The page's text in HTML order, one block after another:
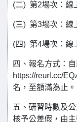
(二) 第2場次：線
(三) 第3場次：線
(四) 第4場次：線
四、報名方式：
https://reurl.cc/
名，至額滿為止。
五、研習時數及
核予公差假，由